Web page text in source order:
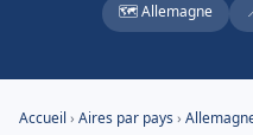
🗺️ Allemagne
Accueil › Aires par pays›